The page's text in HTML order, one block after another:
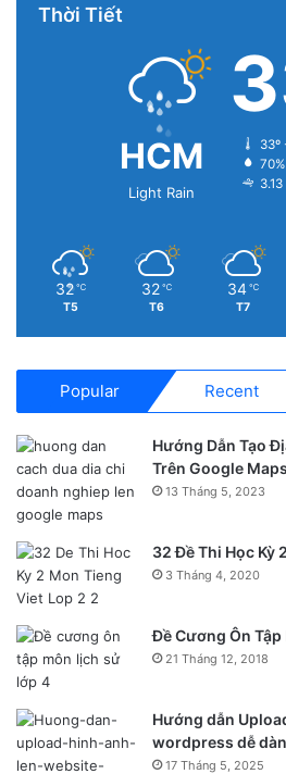
Thời Tiết
HCM
Light Rain
33º
70%
32 ℃
T5
32 ℃
T6
34 ℃
T7
Popular Recent
Hướng Dẫn Tạo
Trên Google Maps
13 Tháng 5, 2023
32 Đề Thi Học Kỳ
3 Tháng 4, 2020
Đề Cương Ôn
21 Tháng 12, 2018
Hướng dẫn
wordpress dễ
17 Tháng 5, 2025